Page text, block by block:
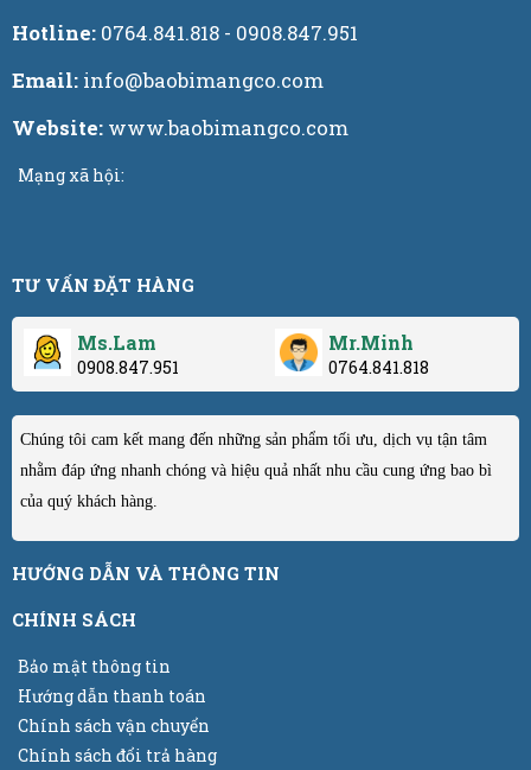
Hotline: 0764.841.818 - 0908.847.951
Email: info@baobimangco.com
Website: www.baobimangco.com
Mạng xã hội:
TƯ VẤN ĐẶT HÀNG
Ms.Lam
0908.847.951
Mr.Minh
0764.841.818
Chúng tôi cam kết mang đến những sản phẩm tối ưu, dịch vụ tận tâm
nhằm đáp ứng nhanh chóng và hiệu quả nhất nhu cầu cung ứng bao bì
của quý khách hàng.
HƯỚNG DẪN VÀ THÔNG TIN
CHÍNH SÁCH
Bảo mật thông tin
Hướng dẫn thanh toán
Chính sách vận chuyển
Chính sách đổi trả hàng